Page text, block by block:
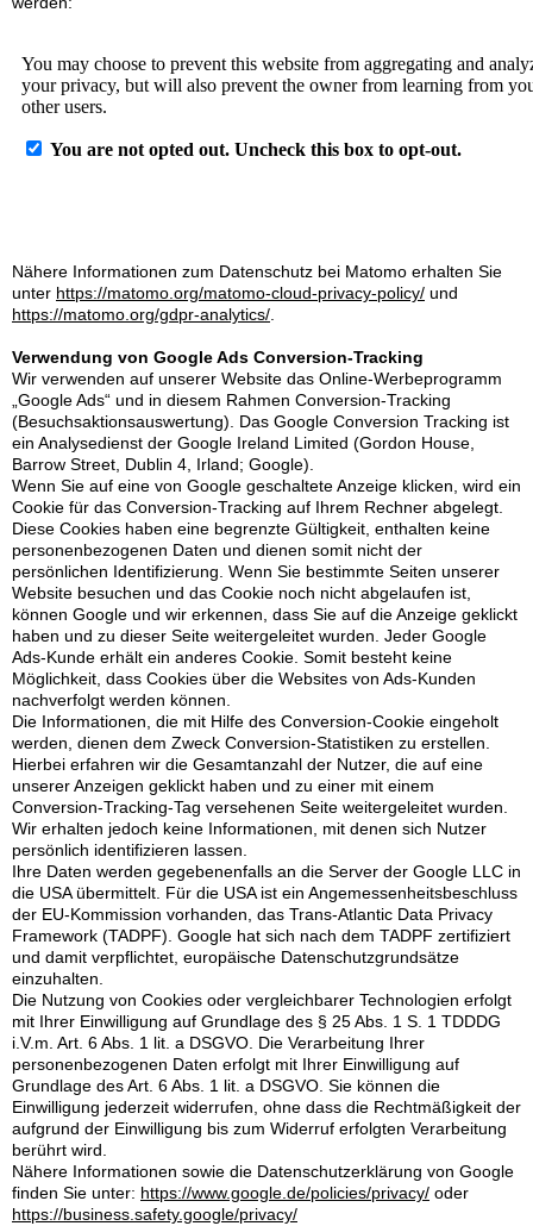
Nähere Informationen zum Datenschutz bei Matomo erhalten Sie
unter https://matomo.org/matomo-cloud-privacy-policy/ und
https://matomo.org/gdpr-analytics/
Verwendung von Google Ads Conversion-Tracking
Wir verwenden auf unserer Website das Online-Werbeprogramm
„Google Ads“ und in diesem Rahmen Conversion-Tracking
(Besuchsaktionsauswertung). Das Google Conversion Tracking ist
ein Analysedienst der Google Ireland Limited (Gordon House,
Barrow Street, Dublin 4, Irland; Google).
Wenn Sie auf eine von Google geschaltete Anzeige klicken, wird ein
Cookie für das Conversion-Tracking auf Ihrem Rechner abgelegt.
Diese Cookies haben eine begrenzte Gültigkeit, enthalten keine
personenbezogenen Daten und dienen somit nicht der
persönlichen Identifizierung. Wenn Sie bestimmte Seiten unserer
Website besuchen und das Cookie noch nicht abgelaufen ist,
können Google und wir erkennen, dass Sie auf die Anzeige geklickt
haben und zu dieser Seite weitergeleitet wurden. Jeder Google
Ads-Kunde erhält ein anderes Cookie. Somit besteht keine
Möglichkeit, dass Cookies über die Websites von Ads-Kunden
nachverfolgt werden können.
Die Informationen, die mit Hilfe des Conversion-Cookie eingeholt
werden, dienen dem Zweck Conversion-Statistiken zu erstellen.
Hierbei erfahren wir die Gesamtanzahl der Nutzer, die auf eine
unserer Anzeigen geklickt haben und zu einer mit einem
Conversion-Tracking-Tag versehenen Seite weitergeleitet wurden.
Wir erhalten jedoch keine Informationen, mit denen sich Nutzer
persönlich identifizieren lassen.
Ihre Daten werden gegebenenfalls an die Server der Google LLC in
die USA übermittelt. Für die USA ist ein Angemessenheitsbeschluss
der EU-Kommission vorhanden, das Trans-Atlantic Data Privacy
Framework (TADPF). Google hat sich nach dem TADPF zertifiziert
und damit verpflichtet, europäische Datenschutzgrundsätze
einzuhalten.
Die Nutzung von Cookies oder vergleichbarer Technologien erfolgt
mit Ihrer Einwilligung auf Grundlage des § 25 Abs. 1 S. 1 TDDDG
i.V.m. Art. 6 Abs. 1 lit. a DSGVO. Die Verarbeitung Ihrer
personenbezogenen Daten erfolgt mit Ihrer Einwilligung auf
Grundlage des Art. 6 Abs. 1 lit. a DSGVO. Sie können die
Einwilligung jederzeit widerrufen, ohne dass die Rechtmäßigkeit der
aufgrund der Einwilligung bis zum Widerruf erfolgten Verarbeitung
berührt wird.
Nähere Informationen sowie die Datenschutzerklärung von Google
finden Sie unter: https://www.google.de/policies/privacy/ oder
https://business.safety.google/privacy/